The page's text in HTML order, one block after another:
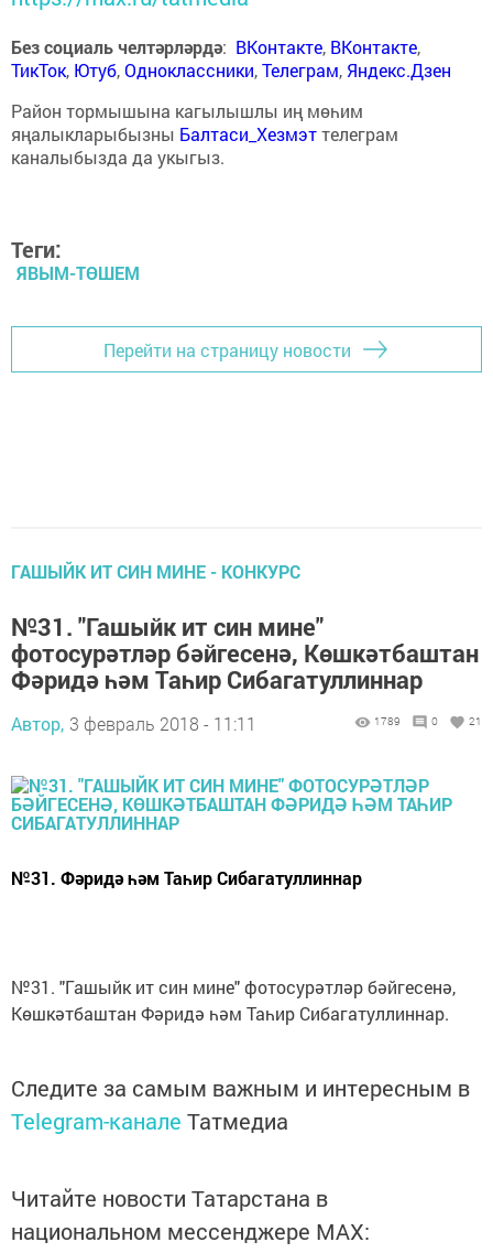
Без социаль челтәрләрдә: ВКонтакте, ВКонтакте,
ТикТок, Ютуб,Одноклассники,Телеграм, Яндекс.Дзен
Район тормышына кагылышлы иң мөһим
яңалыкларыбызны Балтаси_Хезмэттелеграм
каналыбызда да укыгыз.
Теги:
ЯВЫМ-ТӨШЕМ
Перейти на страницу новости
ГАШЫЙК ИТ СИН МИНЕ - КОНКУРС
№31. "Гашыйк ит син мине"
фотосурәтләр бәйгесенә, Көшкәтбаштан
Фәридә һәм Таһир Сибагатуллиннар
Автор, 3 февраль 2018 - 11:11 1789 0 21
№31. Фәридә һәм Таһир Сибагатуллиннар
№31. "Гашыйк ит син мине" фотосурәтләр бәйгесенә,
Көшкәтбаштан Фәридә һәм Таһир Сибагатуллиннар.
Следите за самым важным и интересным в
Telegram-канале Татмедиа
Читайте новости Татарстана в
национальном мессенджере MАХ: